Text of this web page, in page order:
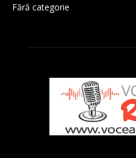
Fără categorie